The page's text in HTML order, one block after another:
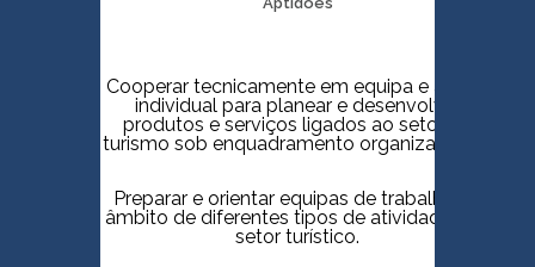
Cooperar tecnicamente em equipa e a nível
individual para planear e desenvolver
produtos e serviços ligados ao setor do
turismo sob enquadramento organizacional.
Preparar e orientar equipas de trabalho no
âmbito de diferentes tipos de atividades do
setor turístico.